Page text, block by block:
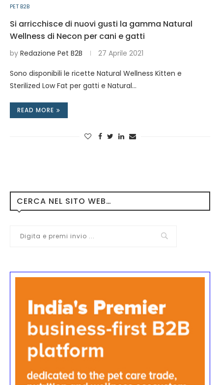
PET B2B
Si arricchisce di nuovi gusti la gamma Natural
Wellness di Necon per cani e gatti
by Redazione Pet B2B 27 Aprile 2021
Sono disponibili le ricette Natural Wellness Kitten e
Sterilized Low Fat per gatti e Natural…
READ MORE
CERCA NEL SITO WEB…